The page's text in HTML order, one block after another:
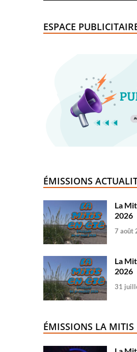
ESPACE
ÉMISSIONS
La
2026
7 août
La
2026
31
ÉMISSIONS LA MITIS